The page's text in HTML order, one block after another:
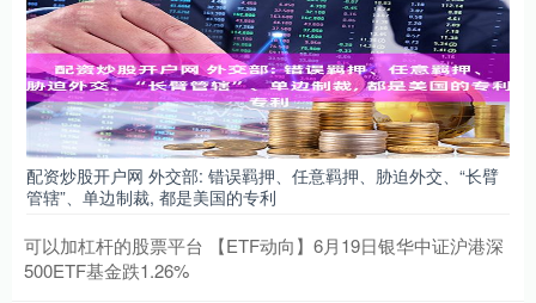
配资炒股开户网 外交部: 错误羁押、任意羁押、胁迫外交、“长臂
管辖”、单边制裁, 都是美国的专利
可以加杠杆的股票平台 【ETF动向】6月19日银华中证沪港深
500ETF基金跌1.26%